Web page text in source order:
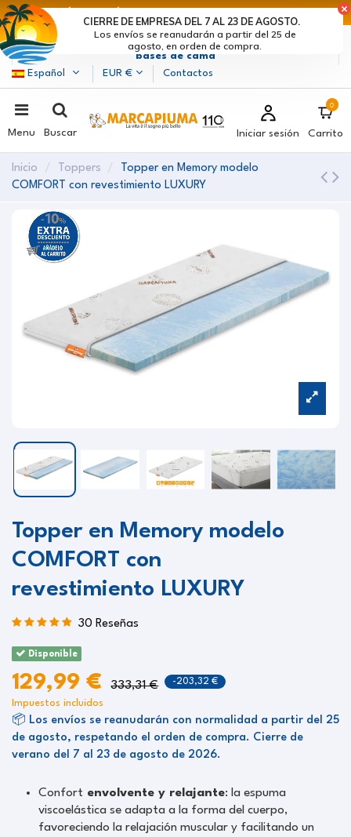
Marcapiuma| Fabricantes de colchones, almohadas y
bases de cama
Español
EUR € Contactos
Menu Buscar Iniciar sesión
0
Carrito
Inicio Toppers
Topper en Memory modelo
COMFORT con revestimiento LUXURY
Topper en Memory modelo
COMFORT con
revestimiento LUXURY
30 Reseñas
Disponible
129,99 € 333,31 € -203,32 €
Impuestos incluidos
📦 Los envíos se reanudarán con normalidad a partir del 25
de agosto, respetando el orden de compra. Cierre de
verano del 7 al 23 de agosto de 2026.
Confort envolvente y relajante: la espuma
viscoelástica se adapta a la forma del cuerpo,
favoreciendo la relajación muscular y facilitando un
Los envíos se reanudarán a partir del 25 de
agosto, en orden de compra.
CIERRE DE EMPRESA DEL 7 AL 23 DE AGOSTO.